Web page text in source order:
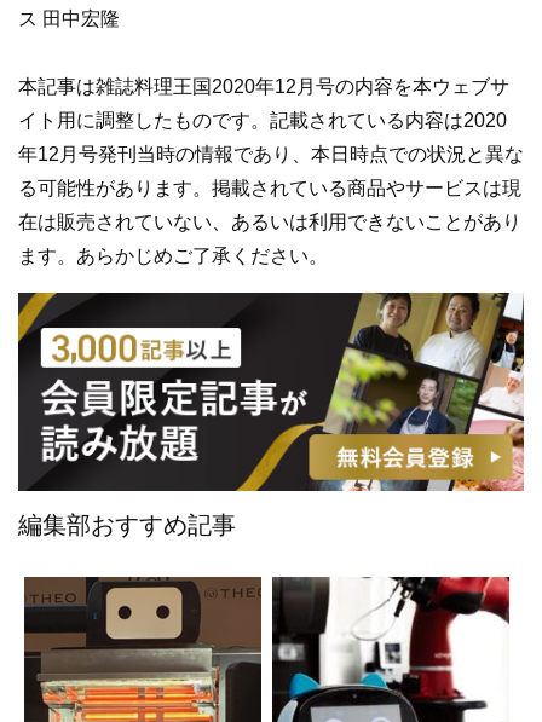
ス 田中宏隆
本記事は雑誌料理王国2020年12月号の内容を本ウェブサ
イト用に調整したものです。記載されている内容は2020
年12月号発刊当時の情報であり、本日時点での状況と異な
る可能性があります。掲載されている商品やサービスは現
在は販売されていない、あるいは利用できないことがあり
ます。あらかじめご了承ください。
編集部おすすめ記事